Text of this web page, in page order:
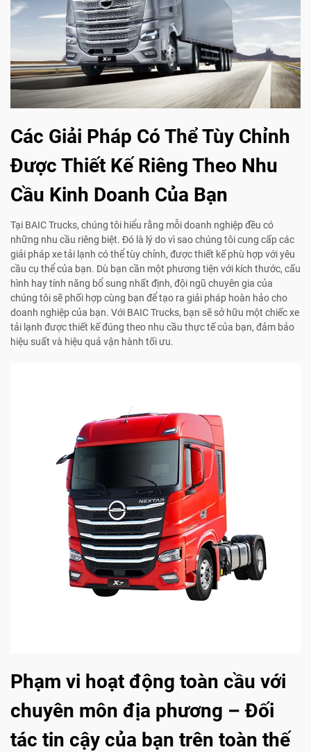
Các Giải Pháp Có Thể Tùy Chỉnh
Được Thiết Kế Riêng Theo Nhu
Cầu Kinh Doanh Của Bạn
Tại BAIC Trucks, chúng tôi hiểu rằng mỗi doanh nghiệp đều có
những nhu cầu riêng biệt. Đó là lý do vì sao chúng tôi cung cấp các
giải pháp xe tải lạnh có thể tùy chỉnh, được thiết kế phù hợp với yêu
cầu cụ thể của bạn. Dù bạn cần một phương tiện với kích thước, cấu
hình hay tính năng bổ sung nhất định, đội ngũ chuyên gia của
chúng tôi sẽ phối hợp cùng bạn để tạo ra giải pháp hoàn hảo cho
doanh nghiệp của bạn. Với BAIC Trucks, bạn sẽ sở hữu một chiếc xe
tải lạnh được thiết kế đúng theo nhu cầu thực tế của bạn, đảm bảo
hiệu suất và hiệu quả vận hành tối ưu.
Phạm vi hoạt động toàn cầu với
chuyên môn địa phương – Đối
tác tin cậy của bạn trên toàn thế